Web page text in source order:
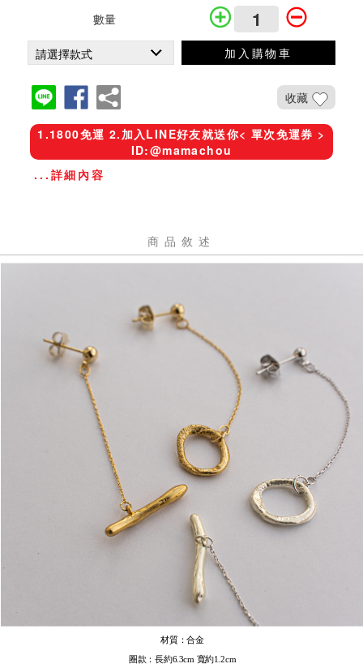
數量
加入購物車
收藏
1.1800免運 2.加入LINE好友就送你< 單次免運券 >
ID:@mamachou
...詳細內容
商品敘述